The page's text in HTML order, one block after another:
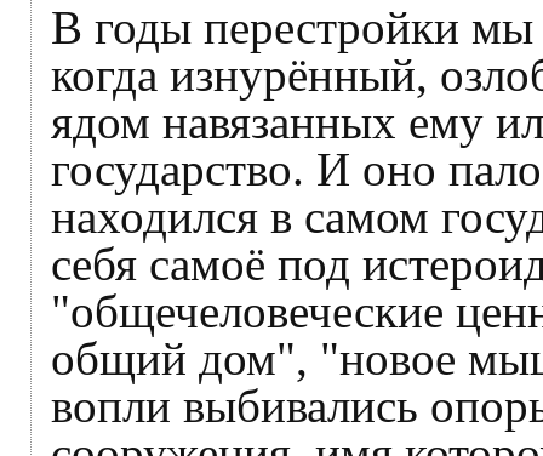
В годы перестройки
когда изнурённый,
ядом навязанных ему
государство. И оно
находился в самом
себя самоё под
"общечеловеческие
общий дом", "новое
вопли выбивались